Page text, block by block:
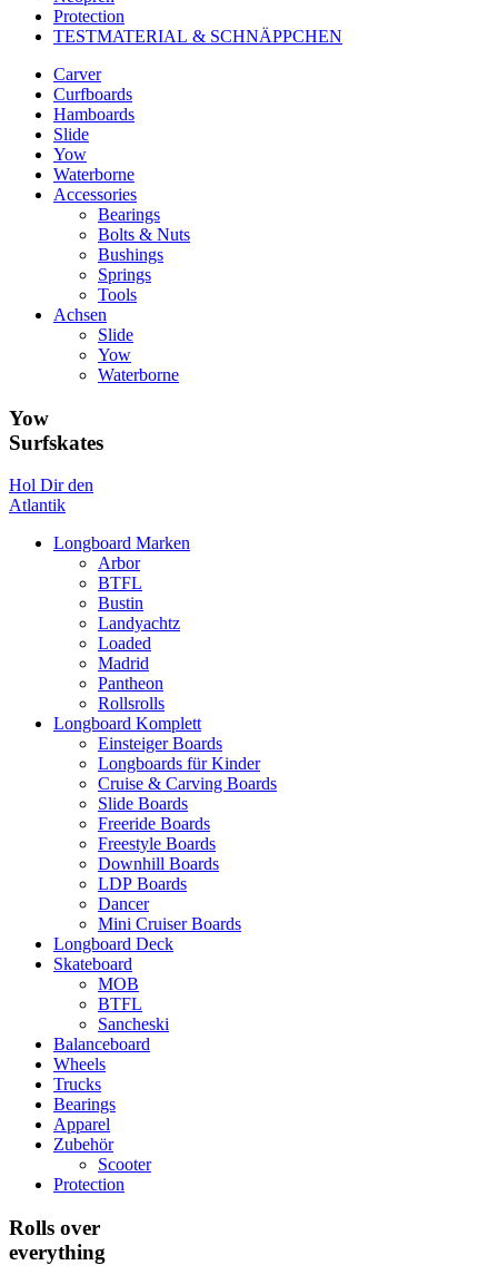
Protection
TESTMATERIAL & SCHNÄPPCHEN
Carver
Curfboards
Hamboards
Slide
Yow
Waterborne
Accessories
Bearings
Bolts & Nuts
Bushings
Springs
Tools
Achsen
Slide
Yow
Waterborne
Yow
Surfskates
Hol Dir den
Atlantik
Longboard Marken
Arbor
BTFL
Bustin
Landyachtz
Loaded
Madrid
Pantheon
Rollsrolls
Longboard Komplett
Einsteiger Boards
Longboards für Kinder
Cruise & Carving Boards
Slide Boards
Freeride Boards
Freestyle Boards
Downhill Boards
LDP Boards
Dancer
Mini Cruiser Boards
Longboard Deck
Skateboard
MOB
BTFL
Sancheski
Balanceboard
Wheels
Trucks
Bearings
Apparel
Zubehör
Scooter
Protection
Rolls over
everything